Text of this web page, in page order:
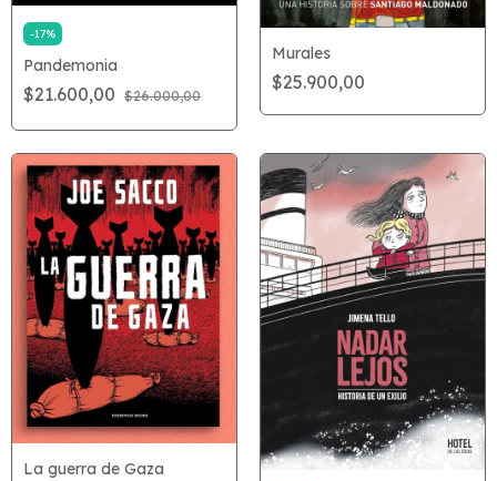
-17%
Pandemonia
$21.600,00 $26.000,00
Murales
$25.900,00
La guerra de Gaza